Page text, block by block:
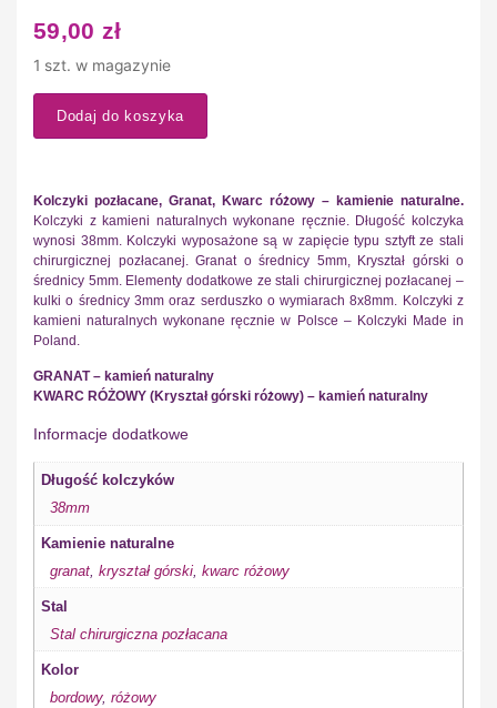
59,00 zł
1 szt. w magazynie
Dodaj do koszyka
Kolczyki pozłacane, Granat, Kwarc różowy – kamienie naturalne.
Kolczyki z kamieni naturalnych wykonane ręcznie. Długość kolczyka
wynosi 38mm. Kolczyki wyposażone są w zapięcie typu sztyft ze stali
chirurgicznej pozłacanej. Granat o średnicy 5mm, Kryształ górski o
średnicy 5mm. Elementy dodatkowe ze stali chirurgicznej pozłacanej –
kulki o średnicy 3mm oraz serduszko o wymiarach 8x8mm. Kolczyki z
kamieni naturalnych wykonane ręcznie w Polsce – Kolczyki Made in
Poland.
GRANAT – kamień naturalny
KWARC RÓŻOWY (Kryształ górski różowy) – kamień naturalny
Informacje dodatkowe
Długość kolczyków
38mm
Kamienie naturalne
granat, kryształ górski, kwarc różowy
Stal
Stal chirurgiczna pozłacana
Kolor
bordowy, różowy